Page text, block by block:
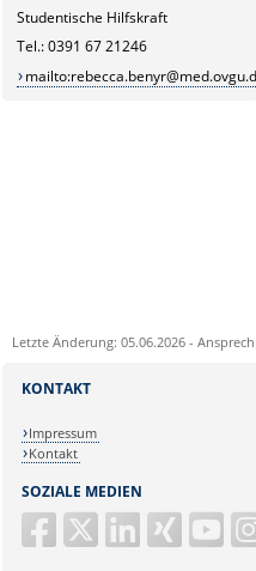
Studentische Hilfskraft
Tel.: 0391 67 21246
mailto:rebecca.benyr@med.ovgu.de
Letzte Änderung: 05.06.2026 -
SOZIALE MEDIEN
KONTAKT
Impressum
Kontakt